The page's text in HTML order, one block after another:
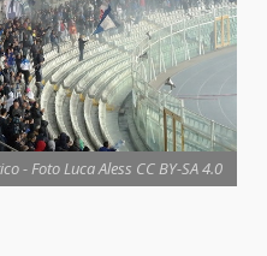
- Foto Luca Aless CC BY-SA 4.0